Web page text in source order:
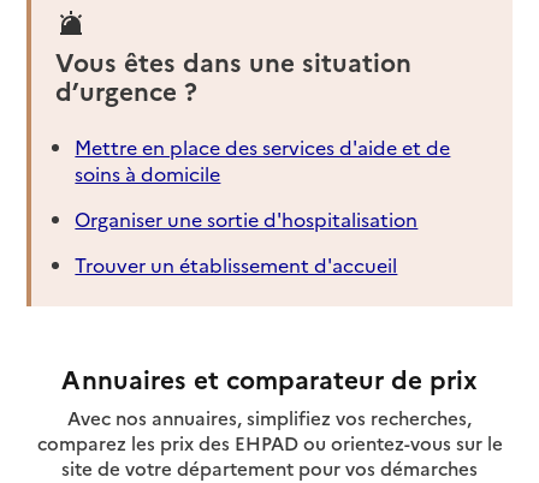
Vous êtes dans une situation
d’urgence ?
Mettre en place des services d'aide et de
soins à domicile
Organiser une sortie d'hospitalisation
Trouver un établissement d'accueil
Annuaires et comparateur de prix
Avec nos annuaires, simplifiez vos recherches,
comparez les prix des EHPAD ou orientez-vous sur le
site de votre département pour vos démarches